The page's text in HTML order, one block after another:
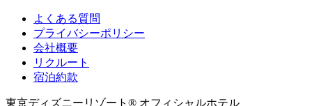
よくある質問
プライバシーポリシー
会社概要
リクルート
宿泊約款
東京ディズニーリゾート® オフィシャルホテル